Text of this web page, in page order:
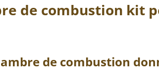
de combustion kit
de combustion